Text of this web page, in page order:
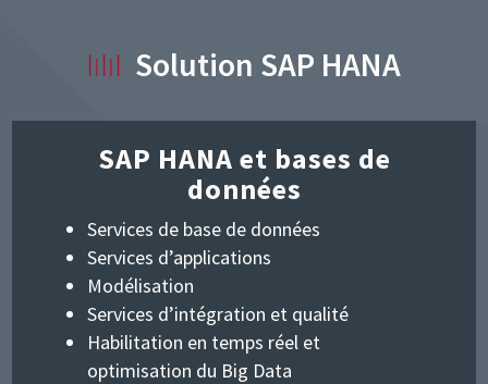
IIIII Solution SAP HANA
SAP HANA et bases de
données
Services de base de données
Services d’applications
Modélisation
Services d’intégration et qualité
Habilitation en temps réel et
optimisation du Big Data